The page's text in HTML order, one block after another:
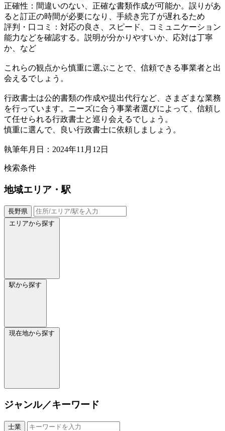
正確性：間違いのない、正確な書類作成が可能か。誤りがあ
ると訂正の時間が必要になり、手続き完了が遅れるため
評判・口コミ：対応の良さ、スピード、コミュニケーション
能力などを確認する。説明が分かりやすいか、応対は丁寧
か、など
これらの観点から慎重に選ぶことで、信頼できる事業者と出
会えるでしょう。
行政書士は公的書類の作成や提出代行など、さまざまな業務
を行っています。ニーズに合う事業者選びによって、信頼し
て任せられる行政書士と巡り会えるでしょう。
慎重に選んで、良い行政書士に依頼しましょう。
執筆年月日：2024年11月12日
検索条件
地域エリア・駅
長野県
エリアから探す
駅から探す
現在地から探す
ジャンル／キーワード
士業